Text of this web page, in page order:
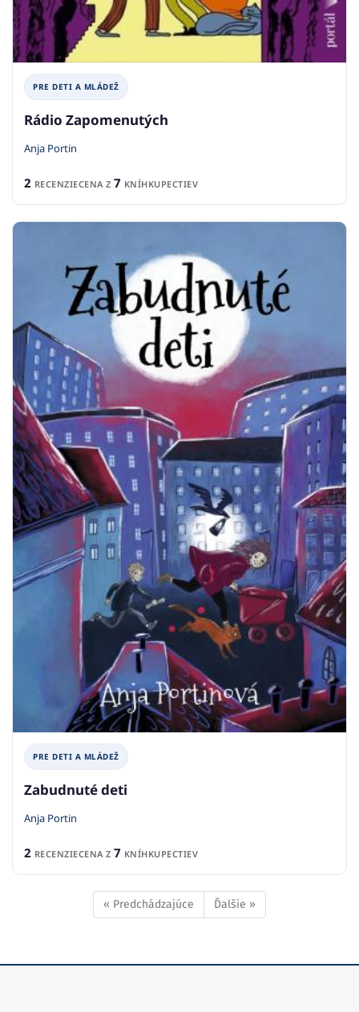
PRE DETI A MLÁDEŽ
Rádio Zapomenutých
Anja Portin
2 RECENZIECENA Z 7 KNÍHKUPECTIEV
PRE DETI A MLÁDEŽ
Zabudnuté deti
Anja Portin
2 RECENZIECENA Z 7 KNÍHKUPECTIEV
« Predchádzajúce Ďalšie »